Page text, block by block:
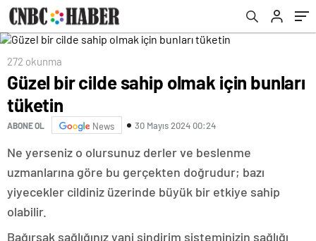
272 okunma
Güzel bir cilde sahip olmak için bunları
tüketin
ABONE OL News 30 Mayıs 2024 00:24
Ne yerseniz o olursunuz derler ve beslenme
uzmanlarına göre bu gerçekten doğrudur; bazı
yiyecekler cildiniz üzerinde büyük bir etkiye sahip
olabilir.
Bağırsak sağlığınız yani sindirim sisteminizin sağlığı